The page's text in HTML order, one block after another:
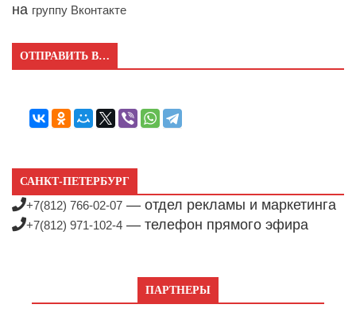
на группу Вконтакте
ОТПРАВИТЬ В…
САНКТ-ПЕТЕРБУРГ
+7(812) 766-02-07 — отдел рекламы и маркетинга
+7(812) 971-102-4 — телефон прямого эфира
ПАРТНЕРЫ